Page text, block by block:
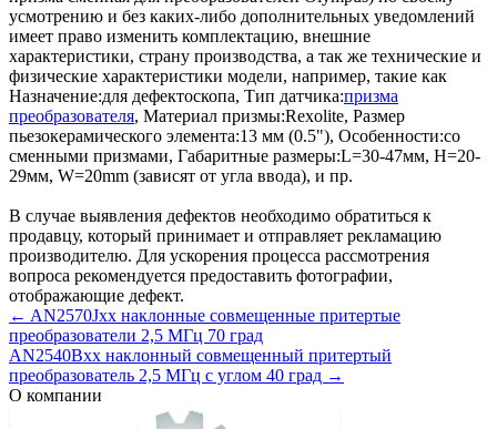
усмотрению и без каких-либо дополнительных уведомлений
имеет право изменить комплектацию, внешние
характеристики, страну производства, а так же технические и
физические характеристики модели, например, такие как
Назначение:для дефектоскопа, Тип датчика:призма
преобразователя, Материал призмы:Rexolite, Размер
пьезокерамического элемента:13 мм (0.5"), Особенности:со
сменными призмами, Габаритные размеры:L=30-47мм, H=20-
29мм, W=20mm (зависят от угла ввода), и пр.
В случае выявления дефектов необходимо обратиться к
продавцу, который принимает и отправляет рекламацию
производителю. Для ускорения процесса рассмотрения
вопроса рекомендуется предоставить фотографии,
отображающие дефект.
← AN2570Jxx наклонные совмещенные притертые
преобразователи 2,5 МГц 70 град
AN2540Bxx наклонный совмещенный притертый
преобразователь 2,5 МГц с углом 40 град →
О компании